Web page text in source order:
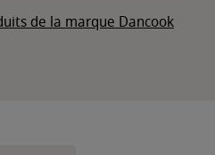
de la marque Dancook